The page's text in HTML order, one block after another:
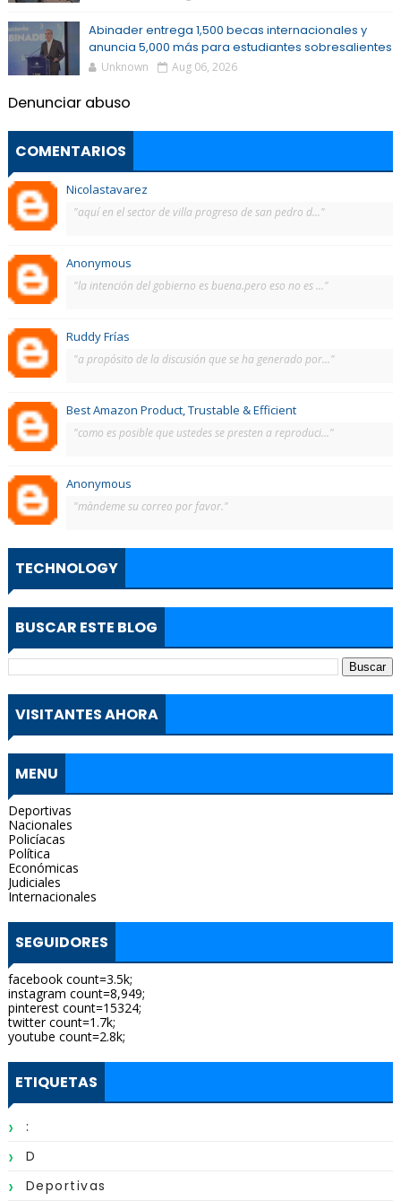
Abinader entrega 1,500 becas internacionales y
anuncia 5,000 más para estudiantes sobresalientes
Unknown Aug 06, 2026
Denunciar abuso
COMENTARIOS
Nicolastavarez
"aquí en el sector de villa progreso de san pedro d..."
Anonymous
"la intención del gobierno es buena.pero eso no es ..."
Ruddy Frías
"a propósito de la discusión que se ha generado por..."
Best Amazon Product, Trustable & Efficient
"como es posible que ustedes se presten a reproduci..."
Anonymous
"màndeme su correo por favor."
TECHNOLOGY
BUSCAR ESTE BLOG
VISITANTES AHORA
MENU
Deportivas
Nacionales
Policíacas
Política
Económicas
Judiciales
Internacionales
SEGUIDORES
facebook count=3.5k;
instagram count=8,949;
pinterest count=15324;
twitter count=1.7k;
youtube count=2.8k;
ETIQUETAS
:
D
Deportivas